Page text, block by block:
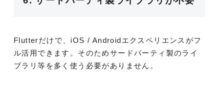
Flutterだけで、iOS / Androidエクスペリエンスがフ
ル活用できます。そのためサードパーティ製のライ
ブラリ等を多く使う必要がありません。